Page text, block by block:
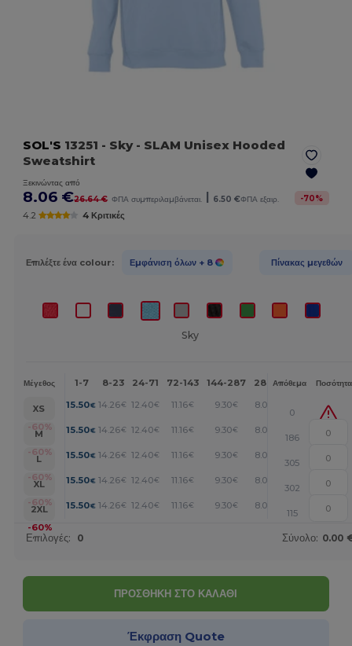
SOL'S 13251 - Sky- SLAM Unisex Hooded
Sweatshirt
Ξεκινώντας από
8.06 €26.64 € ΦΠΑ συμπεριλαμβάνεται. | 6.50 €ΦΠΑ εξαιρ. -70%
4.2 4 Κριτικές
Επιλέξτε ένα colour: Εμφάνιση όλων + 8 Πίνακας μεγεθών
Sky
Μέγεθος 1-7 8-23 24-71 72-143 144-287 288 + Περισσότερα
Απόθεμα Ποσότητα
XS
-60%
15.50€ 14.26€ 12.40€ 11.16€ 9.30€ 8.06
0
M
-60%
15.50€ 14.26€ 12.40€ 11.16€ 9.30€ 8.06
186
L
-60%
15.50€ 14.26€ 12.40€ 11.16€ 9.30€ 8.06
305
XL
-60%
15.50€ 14.26€ 12.40€ 11.16€ 9.30€ 8.06
302
2XL
-60%
15.50€ 14.26€ 12.40€ 11.16€ 9.30€ 8.06
115
Επιλογές: 0 Σύνολο: 0.00
ΠΡΟΣΘΗΚΗ ΣΤΟ ΚΑΛΑΘΙ
Έκφραση Quote